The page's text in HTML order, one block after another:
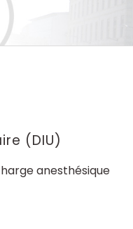
(DIU)
anesthésique